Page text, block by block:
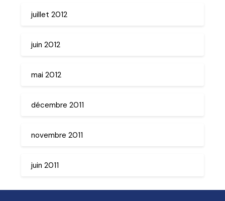
juillet 2012
juin 2012
mai 2012
décembre 2011
novembre 2011
juin 2011